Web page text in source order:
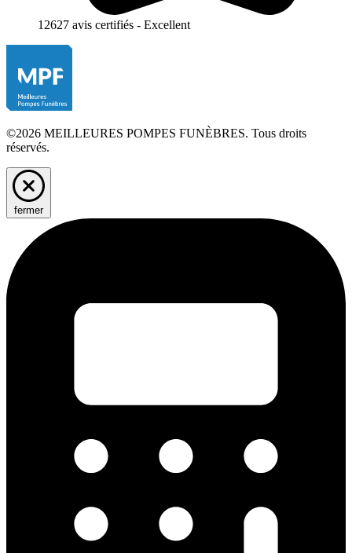
12627 avis certifiés - Excellent
©2026 MEILLEURES POMPES FUNÈBRES. Tous droits
réservés.
fermer